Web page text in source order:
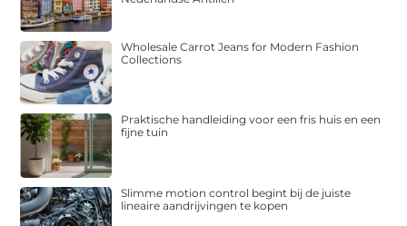
Wholesale Carrot Jeans for Modern Fashion
Collections
Praktische handleiding voor een fris huis en een
fijne tuin
Slimme motion control begint bij de juiste
lineaire aandrijvingen te kopen